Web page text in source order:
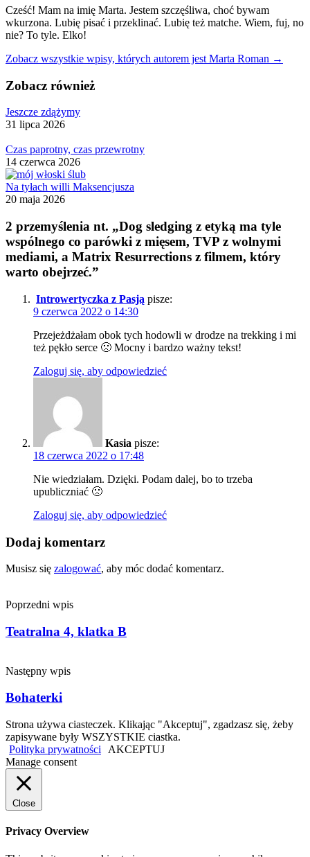
Cześć! Mam na imię Marta. Jestem szczęśliwa, choć bywam
wkurzona. Lubię pisać i przeklinać. Lubię też matche. Wiem, fuj, no
nie? To tyle. Elko!
Zobacz wszystkie wpisy, których autorem jest Marta Roman →
Zobacz również
Jeszcze zdążymy
31 lipca 2026
Czas paprotny, czas przewrotny
14 czerwca 2026
Na tyłach willi Maksencjusza
20 maja 2026
2 przemyślenia nt. „Dog sledging z etyką ma tyle
wspólnego co parówki z mięsem, TVP z wolnymi
mediami, a Matrix Resurrections z filmem, który
warto obejrzeć.”
Introwertyczka z Pasją pisze:
9 czerwca 2022 o 14:30
Przejeżdżałam obok tych hodowli w drodze na trekking i mi
też pękło serce 🙁 Mocny i bardzo ważny tekst!
Zaloguj się, aby odpowiedzieć
Kasia pisze:
18 czerwca 2022 o 17:48
Nie wiedziałam. Dzięki. Podam dalej, bo to trzeba
upubliczniać 🙁
Zaloguj się, aby odpowiedzieć
Dodaj komentarz
Musisz się zalogować, aby móc dodać komentarz.
Poprzedni wpis
Teatralna 4, klatka B
Następny wpis
Bohaterki
Strona używa ciasteczek. Klikając "Akceptuj", zgadzasz się, żeby
zapisywane były WSZYSTKIE ciastka.
Polityka prywatności
AKCEPTUJ
Manage consent
Close
Privacy Overview